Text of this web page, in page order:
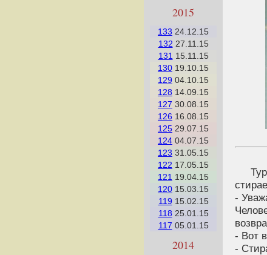
2015
133 24.12.15
132 27.11.15
131 15.11.15
130 19.10.15
129 04.10.15
128 14.09.15
127 30.08.15
126 16.08.15
125 29.07.15
124 04.07.15
123 31.05.15
122 17.05.15
121 19.04.15
120 15.03.15
119 15.02.15
118 25.01.15
117 05.01.15
2014
-
- Вот
-